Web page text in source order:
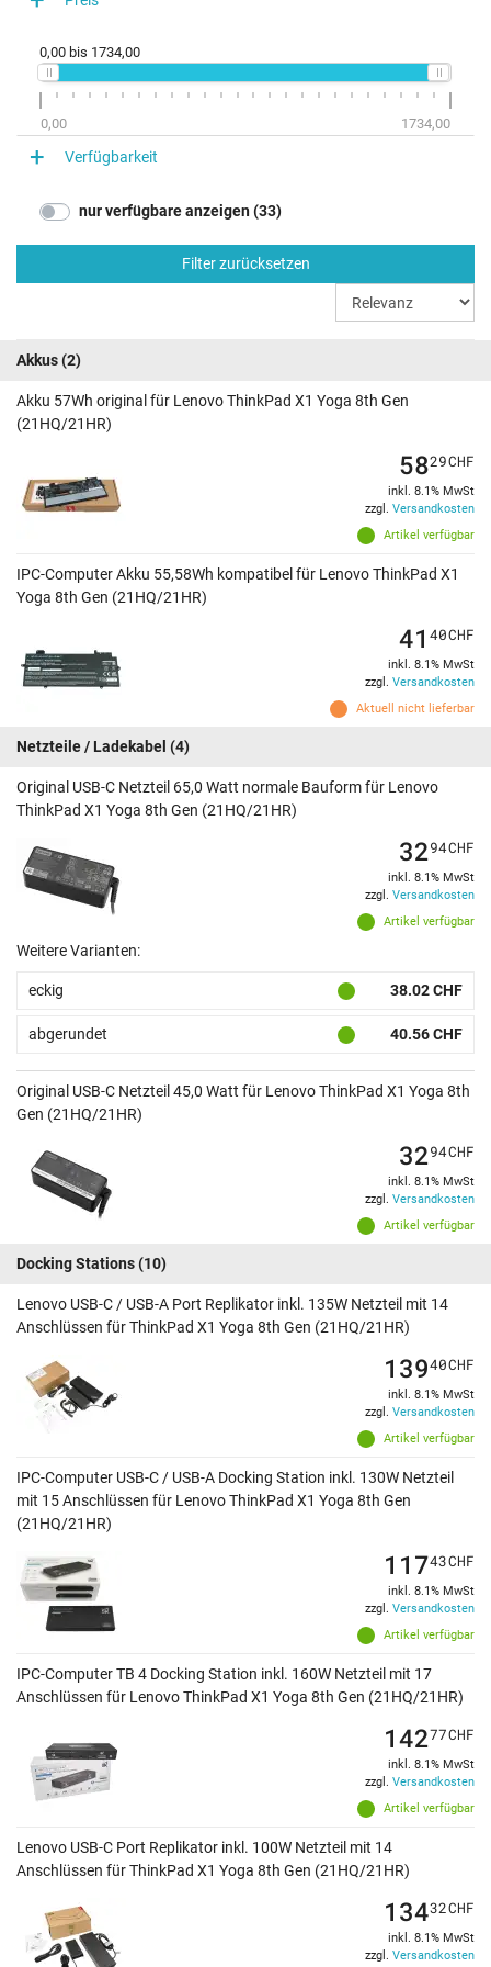
ThinkPad X1 Yoga 8th Gen (21HQ005CMH)
ThinkPad X1 Yoga 8th Gen (21HQ003CUK)
ThinkPad X1 Yoga 8th Gen (21HQCTO1WWDE1)
ThinkPad X1 Yoga 8th Gen (21HQCTO1WWDE3)
ThinkPad X1 Yoga 8th Gen (21HRS9DH00)
0,00 bis 1734,00
0,00 1734,00
Verfügbarkeit
nur verfügbare anzeigen (33)
Filter zurücksetzen
Akkus(2)
Akku 57Wh original für Lenovo ThinkPad X1 Yoga 8th Gen
(21HQ/21HR)
Artikel verfügbar
5829CHF
inkl. 8.1% MwSt
zzgl. Versandkosten
IPC-Computer Akku 55,58Wh kompatibel für Lenovo ThinkPad X1
Yoga 8th Gen (21HQ/21HR)
Aktuell nicht lieferbar
41 40CHF
inkl. 8.1% MwSt
zzgl. Versandkosten
Netzteile / Ladekabel (4)
Original USB-C Netzteil 65,0 Watt normale Bauform für Lenovo
ThinkPad X1 Yoga 8th Gen (21HQ/21HR)
Artikel verfügbar
3294CHF
inkl. 8.1% MwSt
zzgl. Versandkosten
Weitere Varianten:
eckig 38.02 CHF
abgerundet 40.56 CHF
Original USB-C Netzteil 45,0 Watt für Lenovo ThinkPad X1 Yoga 8th
Gen (21HQ/21HR)
Artikel verfügbar
3294CHF
inkl. 8.1% MwSt
zzgl. Versandkosten
Docking Stations(10)
Lenovo USB-C / USB-A Port Replikator inkl. 135W Netzteil mit 14
Anschlüssen für ThinkPad X1 Yoga 8th Gen (21HQ/21HR)
Artikel verfügbar
13940CHF
inkl. 8.1% MwSt
zzgl. Versandkosten
IPC-Computer USB-C / USB-A Docking Station inkl. 130W Netzteil
mit 15 Anschlüssen für Lenovo ThinkPad X1 Yoga 8th Gen
(21HQ/21HR)
Artikel verfügbar
11743CHF
inkl. 8.1% MwSt
zzgl. Versandkosten
IPC-Computer TB 4 Docking Station inkl. 160W Netzteil mit 17
Anschlüssen für Lenovo ThinkPad X1 Yoga 8th Gen (21HQ/21HR)
Artikel verfügbar
14277CHF
inkl. 8.1% MwSt
zzgl. Versandkosten
Lenovo USB-C Port Replikator inkl. 100W Netzteil mit 14
Anschlüssen für ThinkPad X1 Yoga 8th Gen (21HQ/21HR)
13432CHF
inkl. 8.1% MwSt
zzgl. Versandkosten